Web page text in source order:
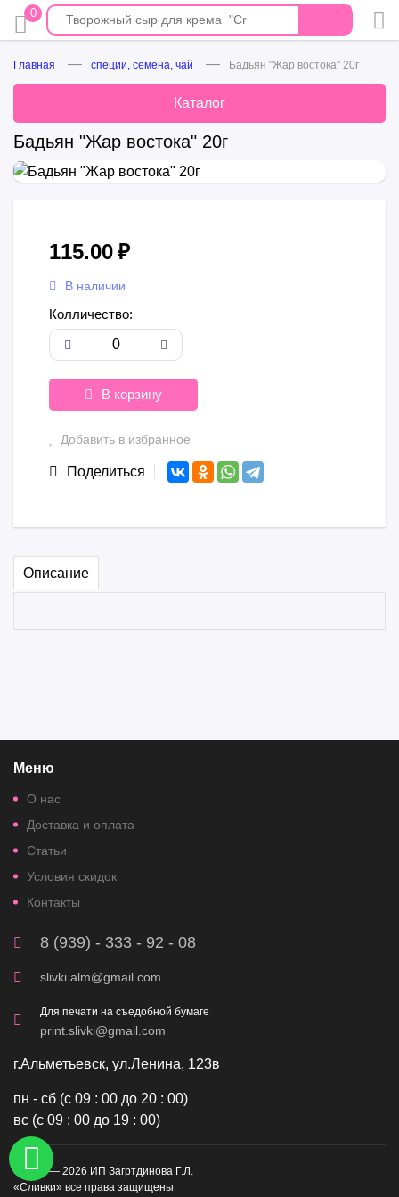
0
Главная специи, семена, чай Бадьян "Жар востока" 20г
Каталог
Бадьян "Жар востока" 20г
115.00₽
В наличии
Колличество:
В корзину
Добавить в избранное
Поделиться
Описание
Меню
О нас
Доставка и оплата
Статьи
Условия скидок
Контакты
8 (939) - 333 - 92 - 08
slivki.alm@gmail.com
Для печати на съедобной бумаге
print.slivki@gmail.com
г.Альметьевск, ул.Ленина, 123в
пн - сб (с 09 : 00 до 20 : 00)
вс (с 09 : 00 до 19 : 00)
©2019 — 2026 ИП Загртдинова Г.Л.
«Сливки» все права защищены